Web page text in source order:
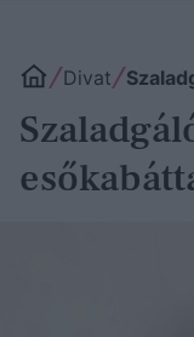
Divat